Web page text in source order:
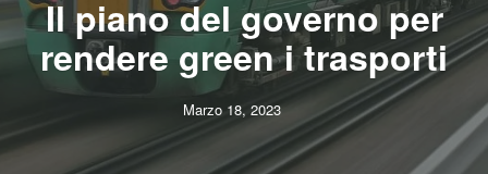
Il piano del governo per
rendere green i trasporti
Marzo 18, 2023